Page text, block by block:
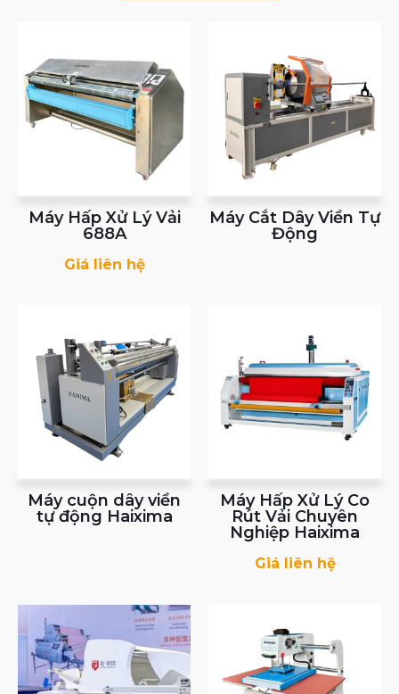
Máy Hấp Xử Lý Vải
688A
Giá liên hệ
Máy Cắt Dây Viền Tự
Động
Máy cuộn dây viền
tự động Haixima
Máy Hấp Xử Lý Co
Rút Vải Chuyên
Nghiệp Haixima
Giá liên hệ